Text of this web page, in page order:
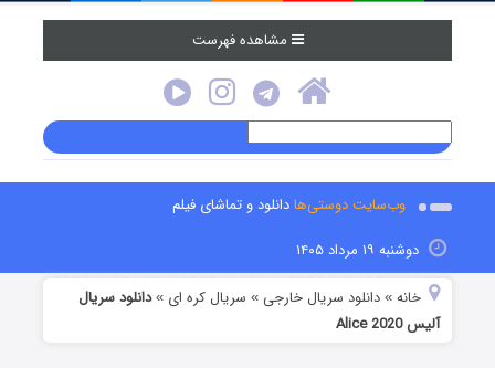
مشاهده فهرست
وب‌سایت دوستی‌هادانلود و تماشای فیلم
دوشنبه ۱۹ مرداد ۱۴۰۵
خانه »دانلود سریال خارجی » سریال کره ای »دانلود سریال
آلیس Alice 2020